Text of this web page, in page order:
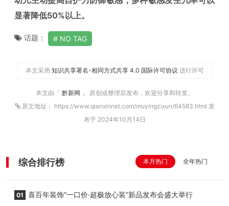
显著降低50%以上。
话题： NO TAG
本文采用 知识共享署名-相同方式共享 4.0 国际许可协议 进行许可
本文由「 黔新网 」 原创或整理后发布，欢迎分享和转发。
原文地址： https://www.qianxinnet.com/muyingzixun/64583.html 发
布于 2024年10月14日
综合排行榜 本月热门 全年热门
01 喜百年装饰“一口价·超极放心装”新品发布会盛大举行